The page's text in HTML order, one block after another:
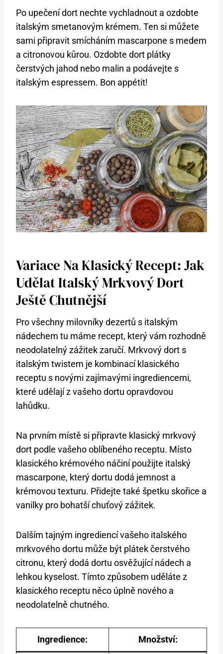
Po upečení dort nechte vychladnout a⁣ ozdobte
italským smetanovým krémem. Ten si můžete ​
sami připravit smícháním mascarpone s medem⁢
a citronovou kůrou. ‌Ozdobte dort plátky
‌čerstvých ⁣jahod nebo malin a podávejte s
italským espressem. ‍Bon appétit!
Variace Na⁤ Klasický​ Recept: Jak
Udělat Italský ​mrkvový ‍dort‌
Ještě Chutnější
Pro všechny milovníky dezertů s italským
nádechem tu ‌máme ​recept, který vám rozhodně
neodolatelný zážitek zaručí. Mrkvový dort s
italským ‍twistem je kombinací klasického
receptu s novými zajímavými‌ ingrediencemi,
které udělají z vašeho⁣ dortu⁤ opravdovou
lahůdku.
Na ‍prvním místě si připravte klasický mrkvový
dort podle vašeho oblíbeného receptu. Místo
‍klasického​ krémového ⁢náčiní použijte italský
mascarpone, který dortu dodá jemnost a
krémovou texturu. Přidejte také špetku skořice a
vanilky pro bohatší ‌chuťový zážitek.
Dalším tajným ingrediencí vašeho italského
mrkvového⁣ dortu může být plátek čerstvého
citronu, který dodá dortu ‍osvěžující nádech a
lehkou kyselost. Tímto ⁤způsobem uděláte z
klasického receptu něco úplně nového⁣ a
neodolatelně chutného.
Ingredience: Množství: